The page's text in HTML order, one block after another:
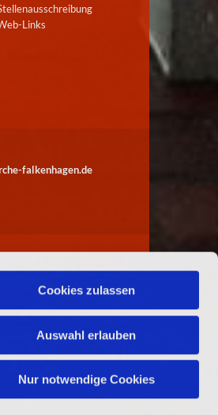
Cookies zulassen
Auswahl erlauben
Nur notwendige Cookies
Links
falkenhagen.de